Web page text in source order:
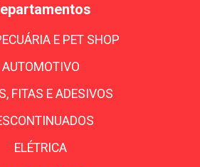
E PET SHOP
AUTOMOTIVO
FITAS E ADESIVOS
ELÉTRICA